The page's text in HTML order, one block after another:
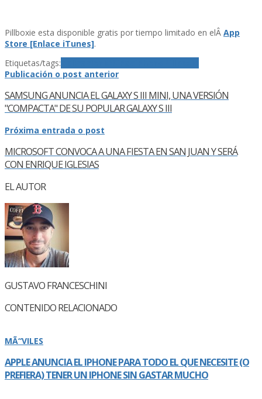
Pillboxie esta disponible gratis por tiempo limitado en elÂ App
Store [Enlace iTunes].
Etiquetas/tags:
Publicación o post anterior
SAMSUNG ANUNCIA EL GALAXY S III MINI, UNA VERSIÓN
"COMPACTA" DE SU POPULAR GALAXY S III
Próxima entrada o post
MICROSOFT CONVOCA A UNA FIESTA EN SAN JUAN Y SERÁ
CON ENRIQUE IGLESIAS
EL AUTOR
GUSTAVO FRANCESCHINI
CONTENIDO RELACIONADO
MÃ“VILES
APPLE ANUNCIA EL IPHONE PARA TODO EL QUE NECESITE (O
PREFIERA) TENER UN IPHONE SIN GASTAR MUCHO